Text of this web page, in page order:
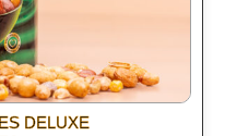
DELUXE